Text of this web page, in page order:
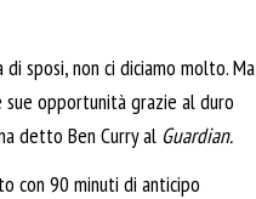
di sposi, non ci diciamo molto. Ma
opportunità grazie al duro
detto Ben Curry al Guardian.
con 90 minuti di anticipo